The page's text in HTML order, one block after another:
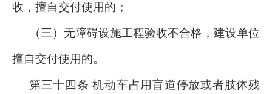
收，擅自交付使用的；
（三）无障碍设施工程验收不合格，建设单位
擅自交付使用的。
第三十四条 机动车占用盲道停放或者肢体残